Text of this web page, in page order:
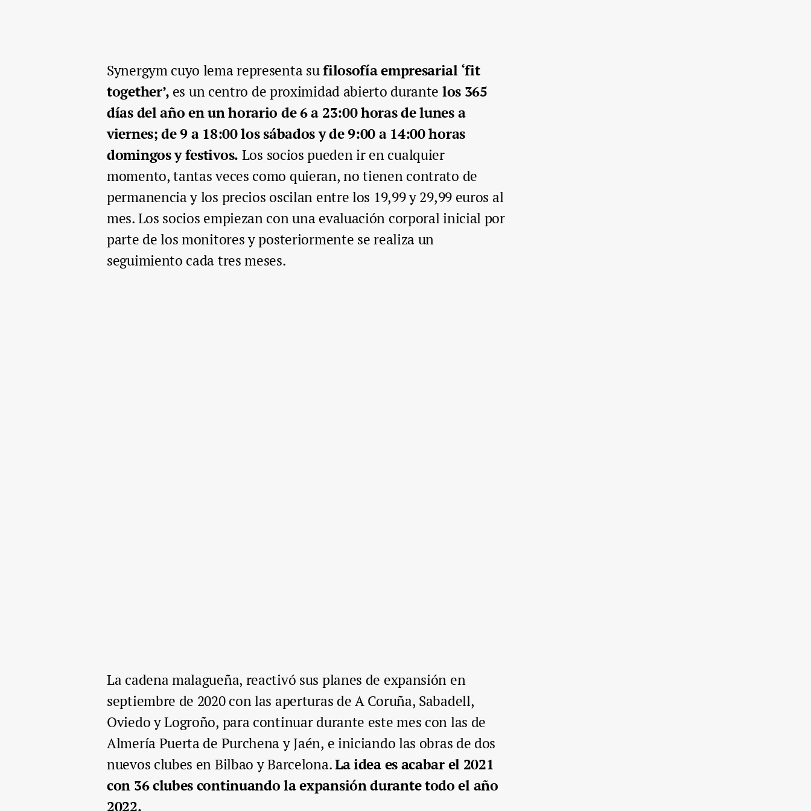
Synergym cuyo lema representa sufilosofía empresarial ‘fit
together’, es un centro de proximidad abierto durante los 365
días del año en un horario de 6 a 23:00 horas de lunes a
viernes; de 9 a 18:00 los sábados y de 9:00 a 14:00 horas
domingos y festivos. Los socios pueden ir en cualquier
momento, tantas veces como quieran, no tienen contrato de
permanencia y los precios oscilan entre los 19,99 y 29,99 euros al
mes. Los socios empiezan con una evaluación corporal inicial por
parte de los monitores y posteriormente se realiza un
seguimiento cada tres meses.
La cadena malagueña, reactivó sus planes de expansión en
septiembre de 2020 con las aperturas de A Coruña, Sabadell,
Oviedo y Logroño, para continuar durante este mes con las de
Almería Puerta de Purchena y Jaén, e iniciando las obras de dos
nuevos clubes en Bilbao y Barcelona.La idea es acabar el 2021
con 36 clubes continuando la expansión durante todo el año
2022.